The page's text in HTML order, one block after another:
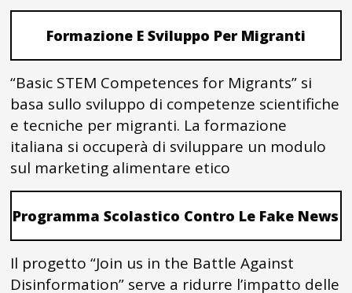
Formazione E Sviluppo Per Migranti
“Basic STEM Competences for Migrants” si
basa sullo sviluppo di competenze scientifiche
e tecniche per migranti. La formazione
italiana si occuperà di sviluppare un modulo
sul marketing alimentare etico
Programma Scolastico Contro Le Fake News
Il progetto “Join us in the Battle Against
Disinformation” serve a ridurre l’impatto delle